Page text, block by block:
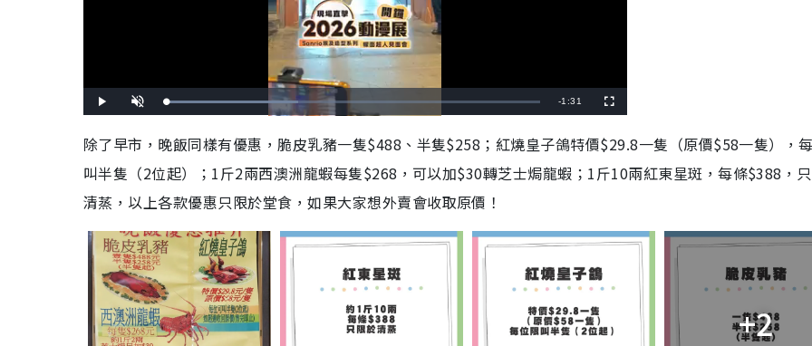
l
n
t
e
L
o
e
d
3
5
6
0
R
a
n
n
g
-1:31
u
s
c
e
e
除了早市，晚飯同樣有優惠，脆皮乳豬一隻$488、半隻$258；紅燒皇子鴿特價$29.8一隻（原價$58一隻），
叫半隻（2位起）；1斤2兩西澳洲龍蝦每隻$268，可以加$30轉芝士焗龍蝦；1斤10兩紅東星斑，每條$388，
清蒸，以上各款優惠只限於堂食，如果大家想外賣會收取原價！
+2